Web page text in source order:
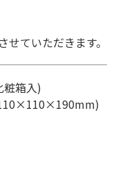
ていただきます。
箱入)